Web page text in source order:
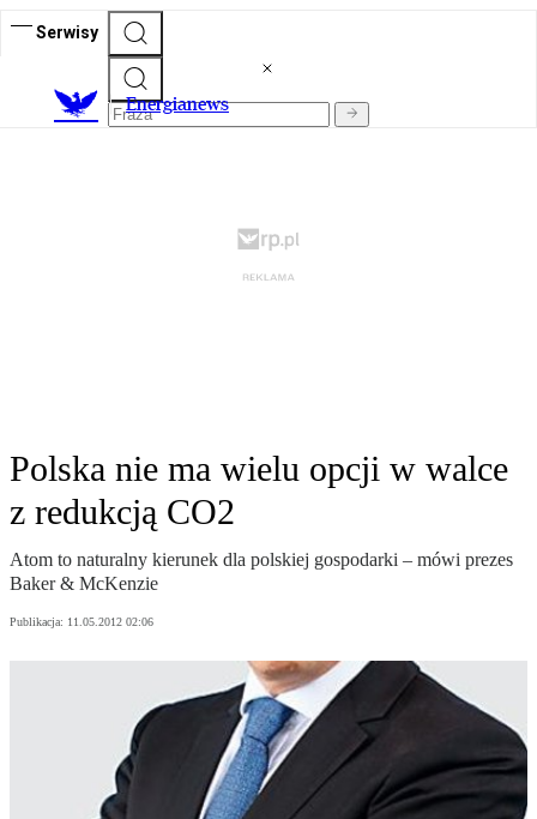
Serwisy
Energianews
Polska nie ma wielu opcji w walce
z redukcją CO2
Atom to na­tu­ral­ny kie­run­ek dla polskiej gospodarki – mówi prezes
Baker & McKenzie
Publikacja: 11.05.2012 02:06